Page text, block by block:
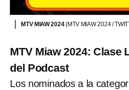
MTV MIAW 2024(MTV MIAW 2024 /
MTV Miaw 2024: Clase
del Podcast
Los nominados a la